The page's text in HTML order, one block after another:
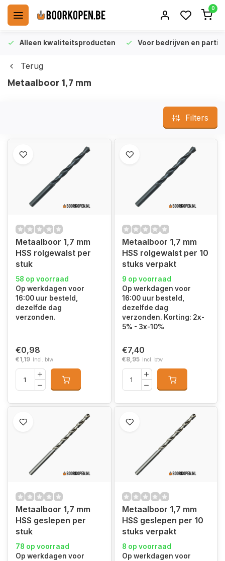
0
Alleen kwaliteitsproducten Voor bedrijven en
Terug
Metaalboor 1,7 mm
Filters
Metaalboor 1,7 mm
HSS rolgewalst per
stuk
58 op voorraad
Op werkdagen voor
16:00 uur besteld,
dezelfde dag
verzonden.
€0,98
€1,19 Incl. btw
Metaalboor 1,7 mm
HSS rolgewalst per 10
stuks verpakt
9 op voorraad
Op werkdagen voor
16:00 uur besteld,
dezelfde dag
verzonden. Korting: 2x-
5% - 3x-10%
€7,40
€8,95 Incl. btw
Metaalboor 1,7 mm
HSS geslepen per
stuk
78 op voorraad
Op werkdagen voor
Metaalboor 1,7 mm
HSS geslepen per 10
stuks verpakt
8 op voorraad
Op werkdagen voor